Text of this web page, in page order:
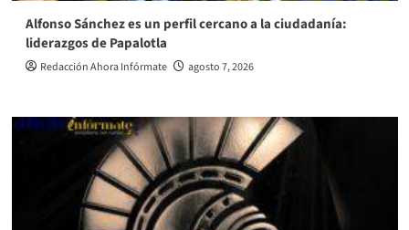
Alfonso Sánchez es un perfil cercano a la ciudadanía:
liderazgos de Papalotla
Redacción Ahora Infórmate agosto 7, 2026